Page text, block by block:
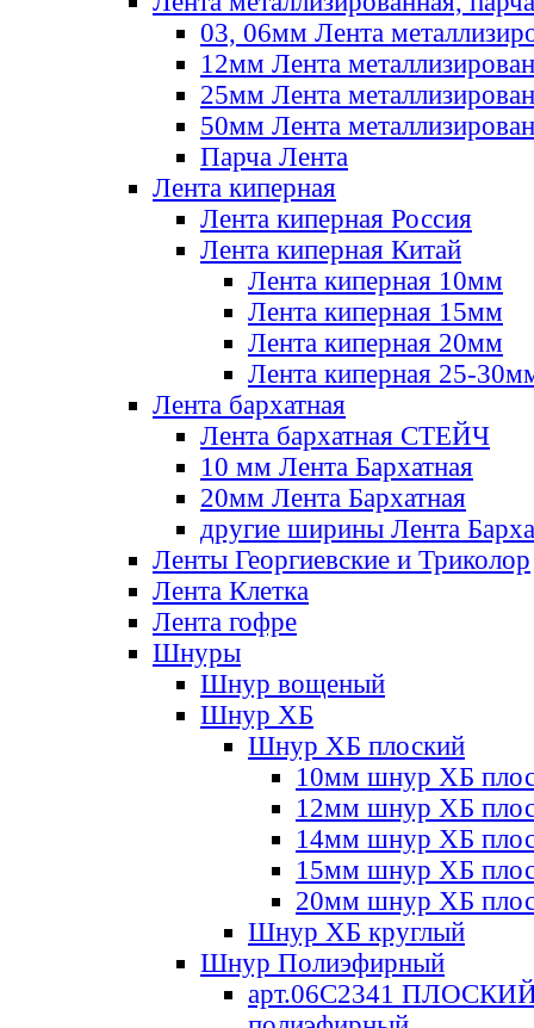
03, 06мм Лента
12мм Лента
25мм Лента
50мм Лента
Парча Лента
Лента киперная
Лента киперная Россия
Лента киперная Китай
Лента киперная 10мм
Лента киперная 15мм
Лента киперная 20мм
Лента киперная 25-
Лента бархатная
Лента бархатная СТЕЙЧ
10 мм Лента Бархатная
20мм Лента Бархатная
другие ширины Лента
Ленты Георгиевские и Триколор
Лента Клетка
Лента гофре
Шнуры
Шнур вощеный
Шнур ХБ
Шнур ХБ плоский
10мм шнур ХБ
12мм шнур ХБ
14мм шнур ХБ
15мм шнур ХБ
20мм шнур ХБ
Шнур ХБ круглый
Шнур Полиэфирный
арт.06С2341